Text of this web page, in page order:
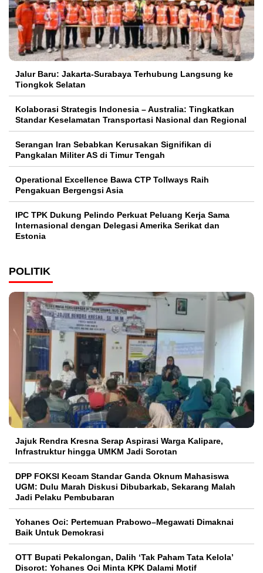
Jalur Baru: Jakarta-Surabaya Terhubung Langsung ke
Tiongkok Selatan
Kolaborasi Strategis Indonesia – Australia: Tingkatkan
Standar Keselamatan Transportasi Nasional dan Regional
Serangan Iran Sebabkan Kerusakan Signifikan di
Pangkalan Militer AS di Timur Tengah
Operational Excellence Bawa CTP Tollways Raih
Pengakuan Bergengsi Asia
IPC TPK Dukung Pelindo Perkuat Peluang Kerja Sama
Internasional dengan Delegasi Amerika Serikat dan
Estonia
POLITIK
Jajuk Rendra Kresna Serap Aspirasi Warga Kalipare,
Infrastruktur hingga UMKM Jadi Sorotan
DPP FOKSI Kecam Standar Ganda Oknum Mahasiswa
UGM: Dulu Marah Diskusi Dibubarkab, Sekarang Malah
Jadi Pelaku Pembubaran
Yohanes Oci: Pertemuan Prabowo–Megawati Dimaknai
Baik Untuk Demokrasi
OTT Bupati Pekalongan, Dalih ‘Tak Paham Tata Kelola’
Disorot: Yohanes Oci Minta KPK Dalami Motif